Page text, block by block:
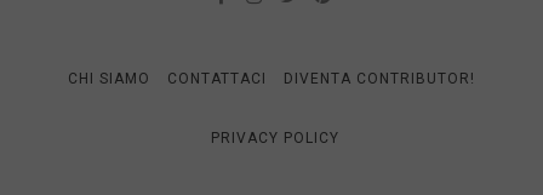
CHI SIAMO CONTATTACI DIVENTA CONTRIBUTOR!
PRIVACY POLICY